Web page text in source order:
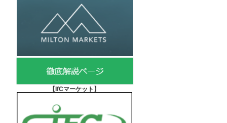
【IfCマーケット 】